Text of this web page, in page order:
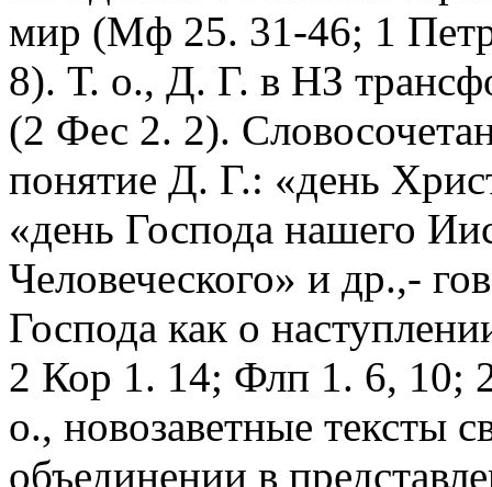
мир (Мф 25. 31-46; 1
8). Т. о., Д. Г. в НЗ
(2 Фес 2. 2).
понятие Д. Г.: «день
«день Господа нашего
Человеческого» и др.,-
Господа как о
2 Кор 1. 14; Флп 1. 6, 10;
о., новозаветные тексты
объединении в